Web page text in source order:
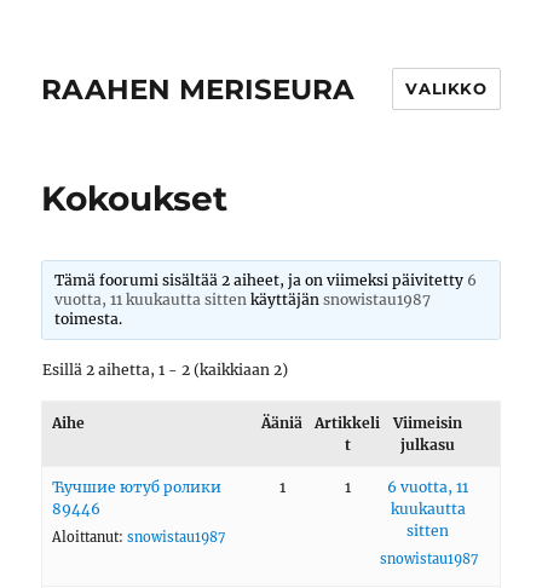
RAAHEN MERISEURA VALIKKO
Kokoukset
Tämä foorumi sisältää 2 aiheet, ja on viimeksi päivitetty 6
vuotta, 11 kuukautta sittenkäyttäjän snowistau1987
toimesta.
Esillä 2 aihetta, 1 - 2 (kaikkiaan 2)
Aihe Ääniä
Artikkeli
t
Viimeisin
julkasu
Ћучшие ютуб ролики
89446
Aloittanut:snowistau1987
1 1
6 vuotta, 11
kuukautta
sitten
snowistau1987